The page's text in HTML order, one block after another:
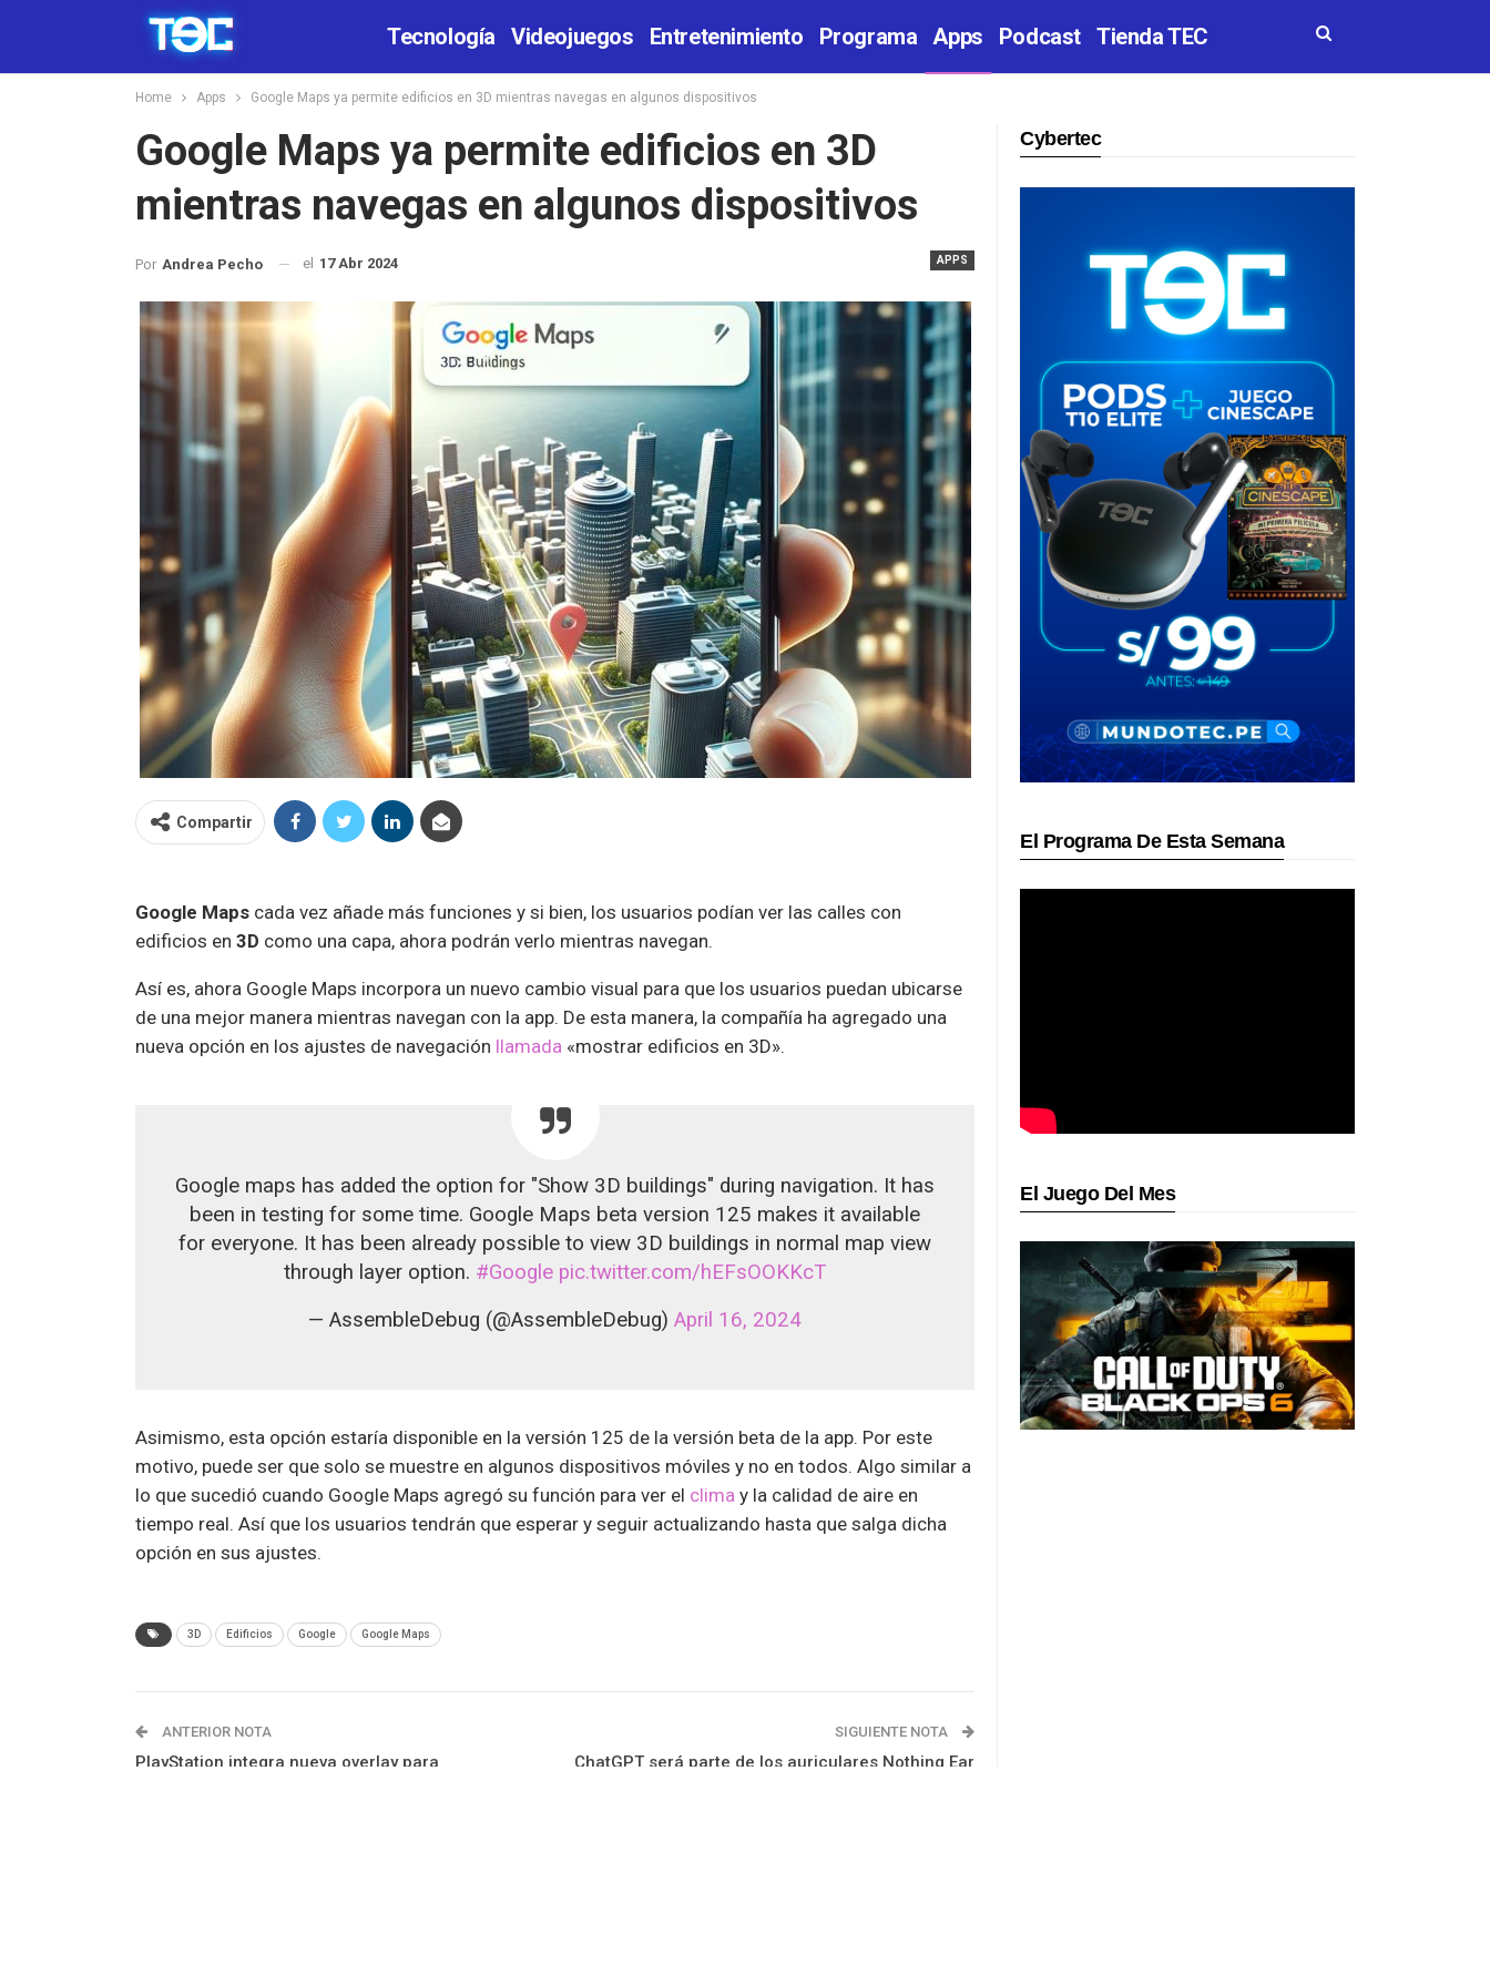
Tecnología Videojuegos Entretenimiento Programa Apps Podcast Tienda TEC
Home Apps Google Maps ya permite edificios en 3D mientras navegas en algunos dispositivos
Google Maps ya permite edificios en 3D
mientras navegas en algunos dispositivos
APPS
Por Andrea Pecho el 17 Abr 2024
Compartir
Google Maps cada vez añade más funciones y si bien, los usuarios podían ver las calles con
edificios en 3D como una capa, ahora podrán verlo mientras navegan.
Así es, ahora Google Maps incorpora un nuevo cambio visual para que los usuarios puedan ubicarse
de una mejor manera mientras navegan con la app. De esta manera, la compañía ha agregado una
nueva opción en los ajustes de navegación llamada «mostrar edificios en 3D».
Google maps has added the option for "Show 3D buildings" during navigation. It has
been in testing for some time. Google Maps beta version 125 makes it available
for everyone. It has been already possible to view 3D buildings in normal map view
through layer option. #Google pic.twitter.com/hEFsOOKKcT
— AssembleDebug (@AssembleDebug) April 16, 2024
Asimismo, esta opción estaría disponible en la versión 125 de la versión beta de la app. Por este
motivo, puede ser que solo se muestre en algunos dispositivos móviles y no en todos. Algo similar a
lo que sucedió cuando Google Maps agregó su función para ver el clima y la calidad de aire en
tiempo real. Así que los usuarios tendrán que esperar y seguir actualizando hasta que salga dicha
opción en sus ajustes.
3D Edificios Google Google Maps
ANTERIOR NOTA
PlayStation integra nueva overlay para
SIGUIENTE NOTA
ChatGPT será parte de los auriculares Nothing Ear
Cybertec
El Programa De Esta Semana
El Juego Del Mes